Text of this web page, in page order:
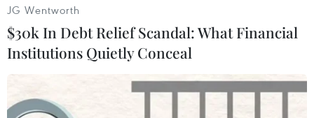
JG Wentworth
$30k In Debt Relief Scandal: What Financial
Institutions Quietly Conceal